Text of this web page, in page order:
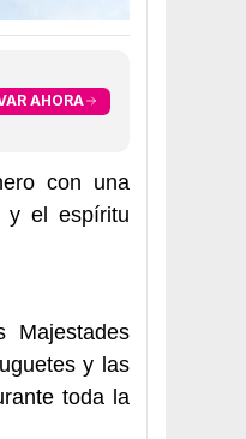
AHORA
con una
y el espíritu
Majestades
y las
toda la